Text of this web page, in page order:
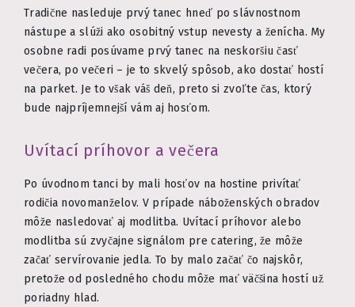
Tradične nasleduje prvý tanec hneď po slávnostnom
nástupe a slúži ako osobitný vstup nevesty a ženícha. My
osobne radi posúvame prvý tanec na neskoršiu časť
večera, po večeri – je to skvelý spôsob, ako dostať hostí
na parket. Je to však váš deň, preto si zvoľte čas, ktorý
bude najpríjemnejší vám aj hosťom.
Uvítací príhovor a večera
Po úvodnom tanci by mali hosťov na hostine privítať
rodičia novomanželov. V prípade náboženských obradov
môže nasledovať aj modlitba. Uvítací príhovor alebo
modlitba sú zvyčajne signálom pre catering, že môže
začať servírovanie jedla. To by malo začať čo najskôr,
pretože od posledného chodu môže mať väčšina hostí už
poriadny hlad.